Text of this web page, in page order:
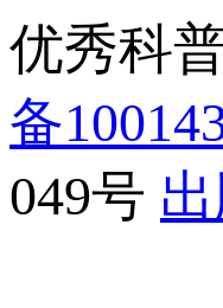
优秀科
备
049号